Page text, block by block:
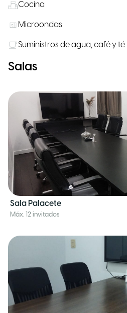
Cocina
Microondas
Suministros de agua, café y té
Salas
Sala Palacete
Máx. 12 invitados